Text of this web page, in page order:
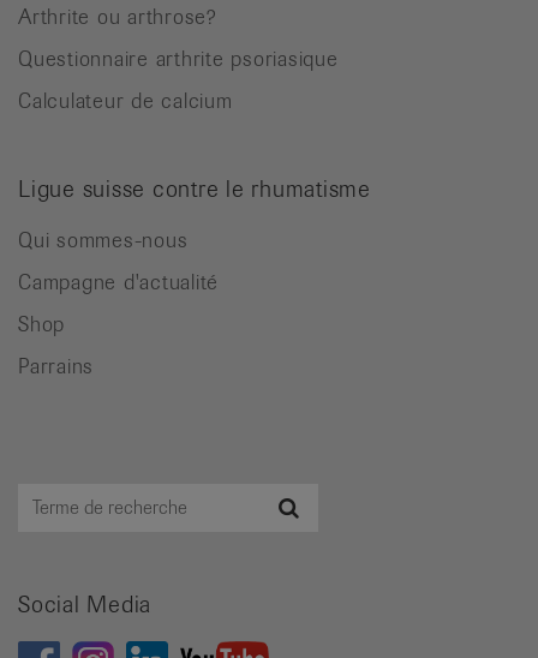
Arthrite ou arthrose?
Questionnaire arthrite psoriasique
Calculateur de calcium
Ligue suisse contre le rhumatisme
Qui sommes-nous
Campagne d'actualité
Shop
Parrains
Terme
Social Media